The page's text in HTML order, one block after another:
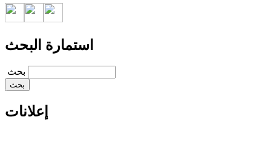
استمارة البحث
‏بحث ‏
إعلانات